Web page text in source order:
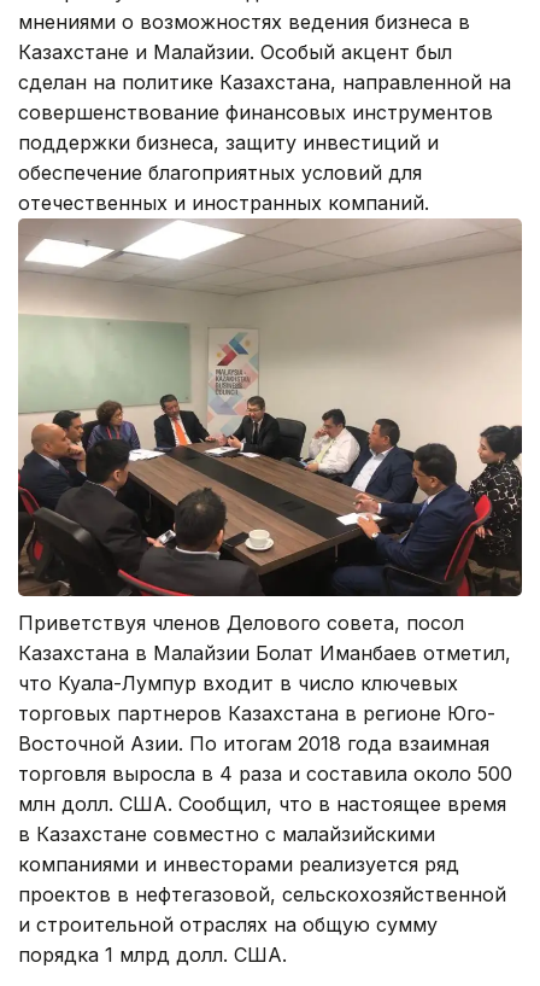
мнениями о возможностях ведения бизнеса в
Казахстане и Малайзии. Особый акцент был
сделан на политике Казахстана, направленной на
совершенствование финансовых инструментов
поддержки бизнеса, защиту инвестиций и
обеспечение благоприятных условий для
отечественных и иностранных компаний.
Приветствуя членов Делового совета, посол
Казахстана в Малайзии Болат Иманбаев отметил,
что Куала-Лумпур входит в число ключевых
торговых партнеров Казахстана в регионе Юго-
Восточной Азии. По итогам 2018 года взаимная
торговля выросла в 4 раза и составила около 500
млн долл. США. Сообщил, что в настоящее время
в Казахстане совместно с малайзийскими
компаниями и инвесторами реализуется ряд
проектов в нефтегазовой, сельскохозяйственной
и строительной отраслях на общую сумму
порядка 1 млрд долл. США.